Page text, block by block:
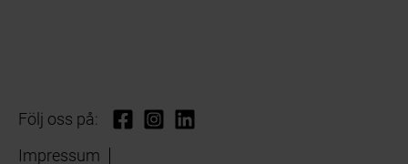
Följ oss på:
Impressum